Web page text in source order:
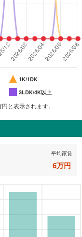
1K/1DK
3LDK/4K以上
と表示されます。
平均家賃
6万円